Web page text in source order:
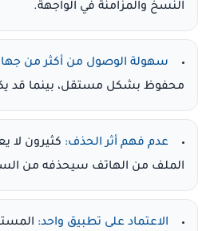
النسخ والمزامنة في الواجهة.
سهولة الوصول من أكثر من
محفوظ بشكل مستقل، بينما قد
عدم فهم أثر الحذف: كثيرون لا
الملف من الهاتف سيحذفه من
الاعتماد على تطبيق واحد: